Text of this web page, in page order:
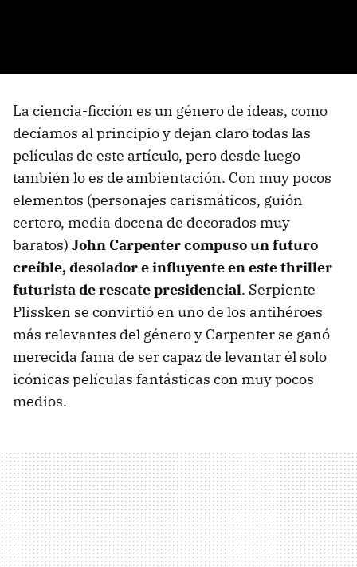
La ciencia-ficción es un género de ideas, como
decíamos al principio y dejan claro todas las
películas de este artículo, pero desde luego
también lo es de ambientación. Con muy pocos
elementos (personajes carismáticos, guión
certero, media docena de decorados muy
baratos) John Carpenter compuso un futuro
creíble, desolador e influyente en este thriller
futurista de rescate presidencial. Serpiente
Plissken se convirtió en uno de los antihéroes
más relevantes del género y Carpenter se ganó
merecida fama de ser capaz de levantar él solo
icónicas películas fantásticas con muy pocos
medios.